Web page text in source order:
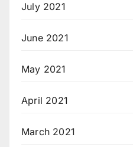
July 2021
June 2021
May 2021
April 2021
March 2021